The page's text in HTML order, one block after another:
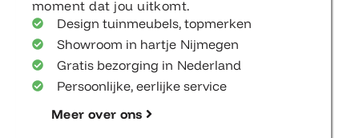
moment dat jou uitkomt.
Design tuinmeubels, topmerken
Showroom in hartje Nijmegen
Gratis bezorging in Nederland
Persoonlijke, eerlijke service
Meer over ons